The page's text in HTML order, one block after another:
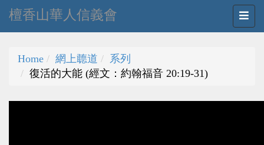
檀香山華人信義會
Home 網上聼道
系列
復活的大能 (經文：約翰福音 20:19-31)